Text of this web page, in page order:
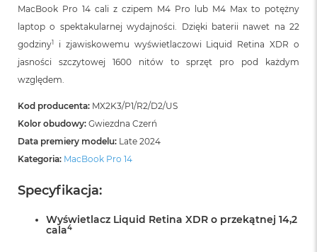
MacBook Pro 14 cali z czipem M4 Pro lub M4 Max to potężny
laptop o spektakularnej wydajności. Dzięki baterii nawet na 22
godziny1
i zjawiskowemu wyświetlaczowi Liquid Retina XDR o
jasności szczytowej 1600 nitów to sprzęt pro pod każdym
względem.
Kod producenta: MX2K3/P1/R2/D2/US
Kolor obudowy: Gwiezdna Czerń
Data premiery modelu: Late 2024
Kategoria: MacBook Pro 14
Specyfikacja:
Wyświetlacz Liquid Retina XDR o przekątnej 14,2
cala4